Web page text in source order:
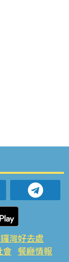
灣好去處
會 餐廳情報